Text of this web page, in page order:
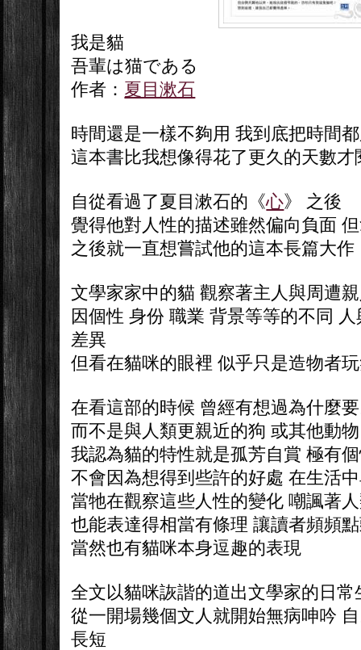
我是貓
吾輩は猫である
作者： 夏目漱石
時間還是一樣不夠用 我到底把時間
這本書比我想像得花了更久的天數才
自從看過了夏目漱石的《心》 之後
覺得他對人性的描述雖然偏向負面
之後就一直想嘗試他的這本長篇大作
文學家家中的貓 觀察著主人與周遭
因個性 身份 職業 背景等等的不同
差異
但看在貓咪的眼裡 似乎只是造物者
在看這部的時候 曾經有想過為什麼
而不是與人類更親近的狗 或其他動
我認為貓的特性就是孤芳自賞 極有
不會因為想得到些許的好處 在生活
當牠在觀察這些人性的變化 嘲諷著
也能表達得相當有條理 讓讀者頻頻
當然也有貓咪本身逗趣的表現
全文以貓咪詼諧的道出文學家的日常
從一開場幾個文人就開始無病呻吟
長短